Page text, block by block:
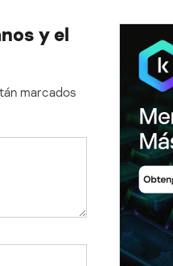
y el
marcados